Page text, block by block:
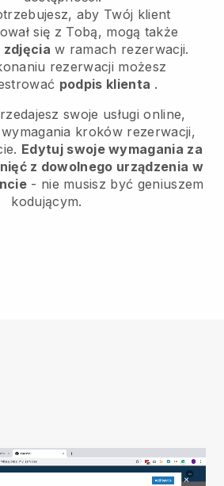
aby Twój klient
się z Tobą, mogą także
zdjęcia w ramach rezerwacji.
rezerwacji możesz
podpis klienta .
swoje usługi online,
kroków rezerwacji,
Edytuj swoje wymagania za
z dowolnego urządzenia w
- nie musisz być geniuszem
kodującym.